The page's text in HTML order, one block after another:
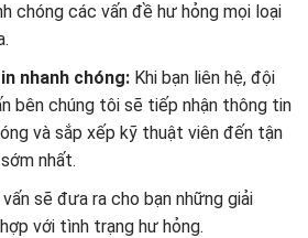
chóng các vấn đề hư hỏng mọi loại
nhanh chóng:Khi bạn liên hệ, đội
bên chúng tôi sẽ tiếp nhận thông tin
và sắp xếp kỹ thuật viên đến tận
nhất.
sẽ đưa ra cho bạn những giải
với tình trạng hư hỏng.